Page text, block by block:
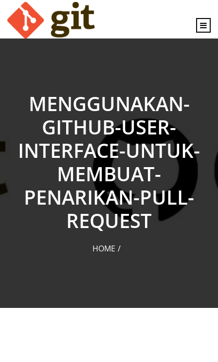
content
MENGGUNAKAN-
GITHUB-USER-
INTERFACE-UNTUK-
MEMBUAT-
PENARIKAN-PULL-
REQUEST
HOME